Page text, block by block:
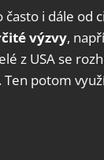
i dále od
výzvy,
z USA se
potom